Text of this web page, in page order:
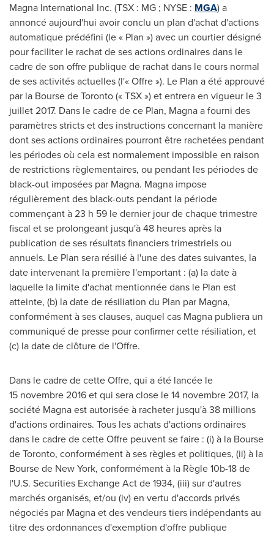
Magna International Inc. (TSX : MG ; NYSE : MGA) a
annoncé aujourd'hui avoir conclu un plan d'achat d'actions
automatique prédéfini (le « Plan ») avec un courtier désigné
pour faciliter le rachat de ses actions ordinaires dans le
cadre de son offre publique de rachat dans le cours normal
de ses activités actuelles (l'« Offre »). Le Plan a été approuvé
par la Bourse deToronto(« TSX ») et entrera en vigueur le 3
juillet 2017. Dans le cadre de ce Plan, Magna a fourni des
paramètres stricts et des instructions concernant la manière
dont ses actions ordinaires pourront être rachetées pendant
les périodes où cela est normalement impossible en raison
de restrictions règlementaires, ou pendant les périodes de
black-out imposées par Magna. Magna impose
régulièrement des black-outs pendant la période
commençant à 23 h 59 le dernier jour de chaque trimestre
fiscal et se prolongeant jusqu'à 48 heures après la
publication de ses résultats financiers trimestriels ou
annuels. Le Plan sera résilié à l'une des dates suivantes, la
date intervenant la première l'emportant : (a) la date à
laquelle la limite d'achat mentionnée dans le Plan est
atteinte, (b) la date de résiliation du Plan par Magna,
conformément à ses clauses, auquel cas Magna publiera un
communiqué de presse pour confirmer cette résiliation, et
(c) la date de clôture de l'Offre.
Dans le cadre de cette Offre, qui a été lancée le
15 novembre 2016 et qui sera close le 14 novembre 2017, la
société Magna est autorisée à racheter jusqu'à 38 millions
d'actions ordinaires. Tous les achats d'actions ordinaires
dans le cadre de cette Offre peuvent se faire : (i) à la Bourse
deToronto, conformément à ses règles et politiques, (ii) à la
Bourse de New York, conformément à la Règle 10b-18 de
l'U.S. Securities Exchange Act de 1934, (iii) sur d'autres
marchés organisés, et/ou (iv) en vertu d'accords privés
négociés par Magna et des vendeurs tiers indépendants au
titre des ordonnances d'exemption d'offre publique